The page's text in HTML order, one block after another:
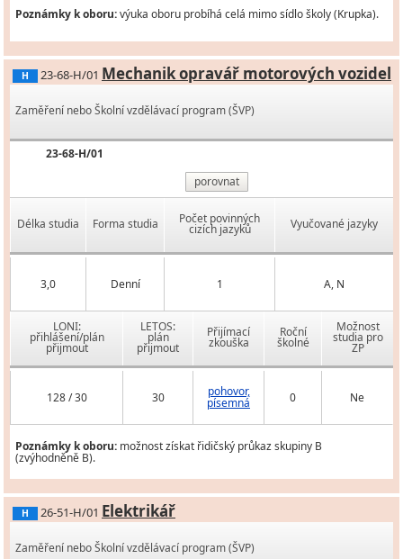
Poznámky k oboru:výuka oboru probíhá celá mimo sídlo školy (Krupka).
H 23-68-H/01 Mechanik opravář motorových vozidel
Zaměření nebo Školní vzdělávací program (ŠVP)
23-68-H/01
porovnat
Délka studia Forma studia Počet povinných
cizích jazyků Vyučované jazyky
3,0 Denní 1 A, N
LONI:
přihlášení/plán
přijmout
LETOS:
plán
přijmout
Přijímací
zkouška
Roční
školné
Možnost
studia pro
ZP
128 / 30 30 pohovor,
písemná 0 Ne
Poznámky k oboru: možnost získat řidičský průkaz skupiny B
(zvýhodněně B).
H 26-51-H/01 Elektrikář
Zaměření nebo Školní vzdělávací program (ŠVP)